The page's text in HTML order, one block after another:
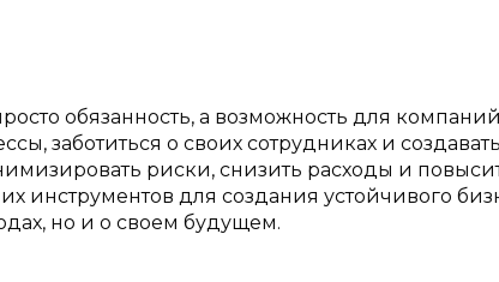
обязанность, а возможность для компаний
заботиться о своих сотрудниках и создавать
риски, снизить расходы и
инструментов для создания устойчивого
но и о своем будущем.